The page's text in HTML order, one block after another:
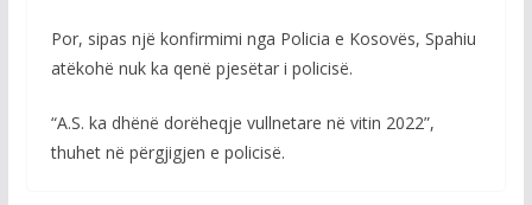
Por, sipas një konfirmimi nga Policia e Kosovës, Spahiu
atëkohë nuk ka qenë pjesëtar i policisë.
“A.S. ka dhënë dorëheqje vullnetare në vitin 2022”,
thuhet në përgjigjen e policisë.